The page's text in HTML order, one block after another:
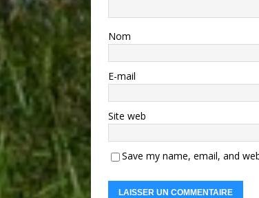
Nom
E-mail
Site web
Save my name, email, and